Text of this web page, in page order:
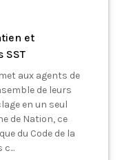
et
SST
aux agents de
de leurs
en un seul
de Nation, ce
du Code de la